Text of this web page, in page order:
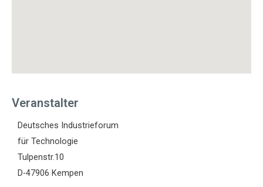
Veranstalter
Deutsches Industrieforum
für Technologie
Tulpenstr.10
D-47906 Kempen